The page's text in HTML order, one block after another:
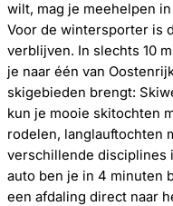
wilt, mag je meehelpen
Voor de wintersporter is
verblijven. In slechts 10
je naar één van
skigebieden brengt:
kun je mooie skitochten
rodelen, langlauftochten
verschillende disciplines
auto ben je in 4 minuten
een afdaling direct naar